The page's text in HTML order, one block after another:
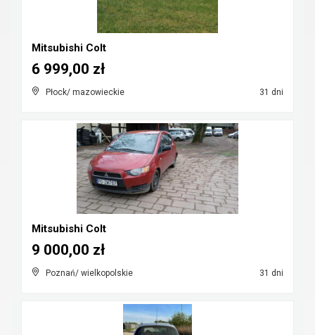
Mitsubishi Colt
Płock/ mazowieckie 31 dni
6 999,00 zł
Mitsubishi Colt
Poznań/ wielkopolskie 31 dni
9 000,00 zł